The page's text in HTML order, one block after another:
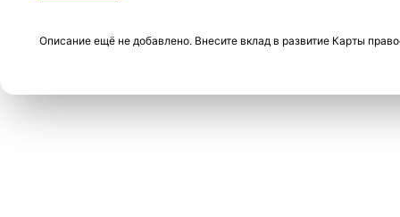
Описание ещё не добавлено. Внесите вклад в развитие Карты